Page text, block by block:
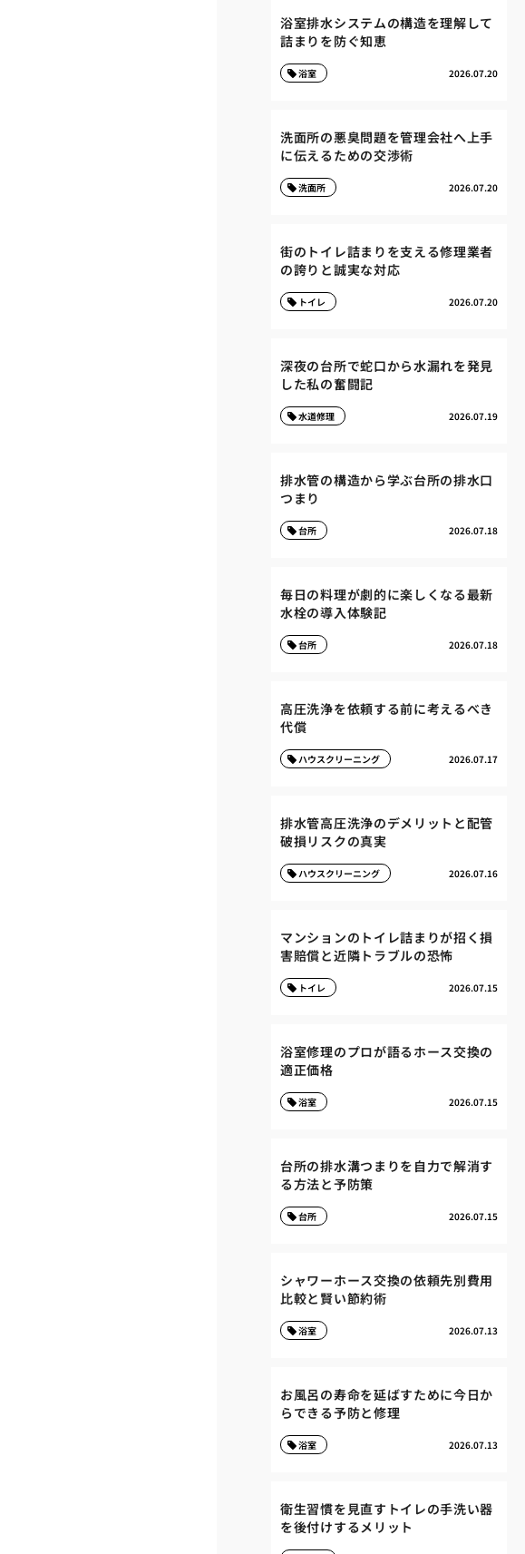
浴室排水システムの構造を理解して
詰まりを防ぐ知恵
2026.07.20
浴室
洗面所の悪臭問題を管理会社へ上手
に伝えるための交渉術
2026.07.20
洗面所
街のトイレ詰まりを支える修理業者
の誇りと誠実な対応
2026.07.20
トイレ
深夜の台所で蛇口から水漏れを発見
した私の奮闘記
2026.07.19
水道修理
排水管の構造から学ぶ台所の排水口
つまり
2026.07.18
台所
毎日の料理が劇的に楽しくなる最新
水栓の導入体験記
2026.07.18
台所
高圧洗浄を依頼する前に考えるべき
代償
2026.07.17
ハウスクリーニング
排水管高圧洗浄のデメリットと配管
破損リスクの真実
2026.07.16
ハウスクリーニング
マンションのトイレ詰まりが招く損
害賠償と近隣トラブルの恐怖
2026.07.15
トイレ
浴室修理のプロが語るホース交換の
適正価格
2026.07.15
浴室
台所の排水溝つまりを自力で解消す
る方法と予防策
2026.07.15
台所
シャワーホース交換の依頼先別費用
比較と賢い節約術
2026.07.13
浴室
お風呂の寿命を延ばすために今日か
らできる予防と修理
2026.07.13
浴室
衛生習慣を見直すトイレの手洗い器
を後付けするメリット